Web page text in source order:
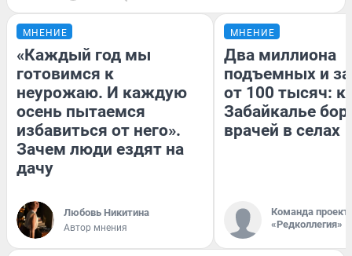
МНЕНИЕ
«Каждый год мы
готовимся к
неурожаю. И каждую
осень пытаемся
избавиться от него».
Зачем люди ездят на
дачу
Любовь Никитина
Автор мнения
МНЕНИЕ
Два миллиона
подъемных и
от 100 тысяч:
Забайкалье
врачей в селах
Команда
«Редколлегия»